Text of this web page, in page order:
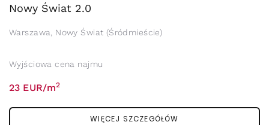
Nowy Świat 2.0
Warszawa, Nowy Świat (Śródmieście)
Wyjściowa cena najmu
23 EUR/m2
WIĘCEJ SZCZEGÓŁÓW